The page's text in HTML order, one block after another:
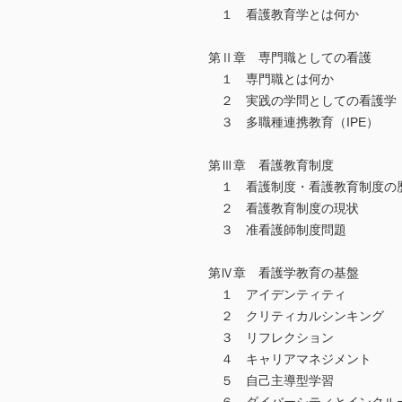
１ 看護教育学とは何か
第Ⅱ章 専門職としての看護
１ 専門職とは何か
２ 実践の学問としての看護学
３ 多職種連携教育（IPE）
第Ⅲ章 看護教育制度
１ 看護制度・看護教育制度の
２ 看護教育制度の現状
３ 准看護師制度問題
第Ⅳ章 看護学教育の基盤
１ アイデンティティ
２ クリティカルシンキング
３ リフレクション
４ キャリアマネジメント
５ 自己主導型学習